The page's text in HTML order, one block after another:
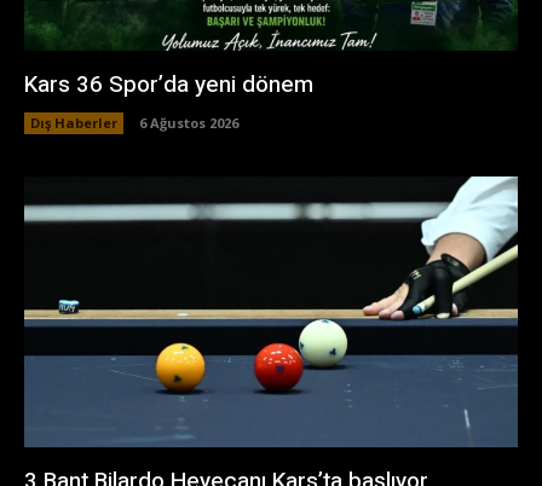
Kars 36 Spor’da yeni dönem
Dış Haberler 6 Ağustos 2026